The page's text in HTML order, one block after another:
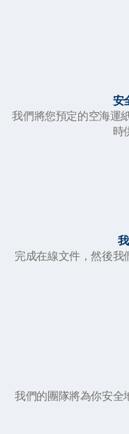
安
我們將您預定的空海運
時
完成在線文件，然後我
我們的團隊將為你安全